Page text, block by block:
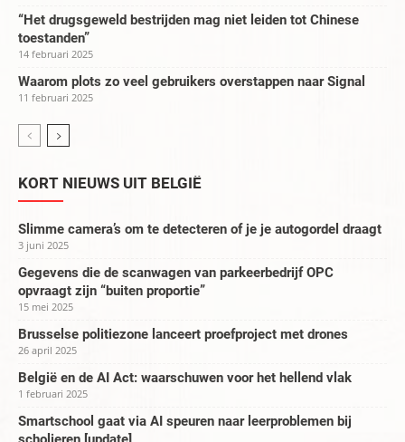
“Het drugsgeweld bestrijden mag niet leiden tot Chinese
toestanden”
14 februari 2025
Waarom plots zo veel gebruikers overstappen naar Signal
11 februari 2025
KORT NIEUWS UIT BELGIË
Slimme camera’s om te detecteren of je je autogordel draagt
3 juni 2025
Gegevens die de scanwagen van parkeerbedrijf OPC
opvraagt zijn “buiten proportie”
15 mei 2025
Brusselse politiezone lanceert proefproject met drones
26 april 2025
België en de AI Act: waarschuwen voor het hellend vlak
1 februari 2025
Smartschool gaat via AI speuren naar leerproblemen bij